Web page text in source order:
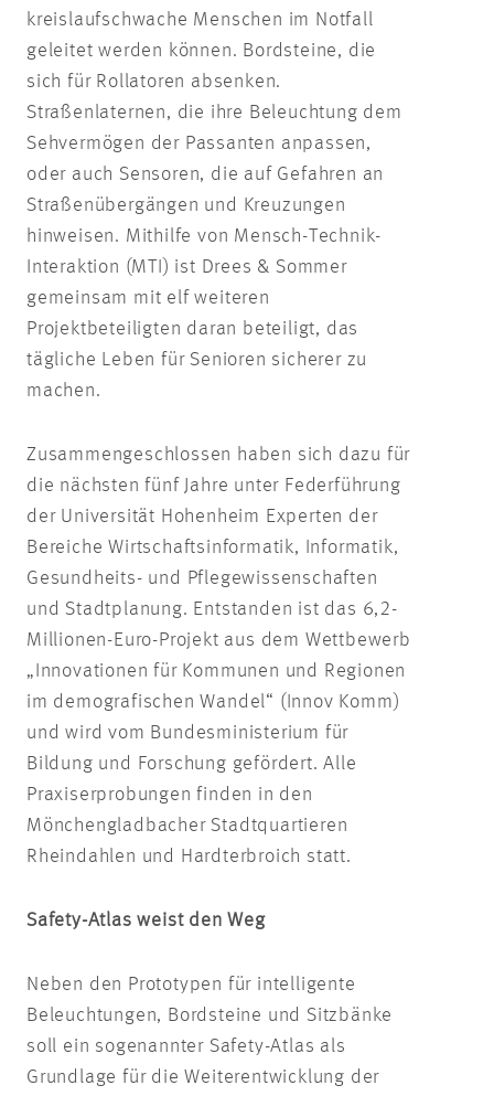
kreislaufschwache Menschen im Notfall
geleitet werden können. Bordsteine, die
sich für Rollatoren absenken.
Straßenlaternen, die ihre Beleuchtung dem
Sehvermögen der Passanten anpassen,
oder auch Sensoren, die auf Gefahren an
Straßenübergängen und Kreuzungen
hinweisen. Mithilfe von Mensch-Technik-
Interaktion (MTI) ist Drees & Sommer
gemeinsam mit elf weiteren
Projektbeteiligten daran beteiligt, das
tägliche Leben für Senioren sicherer zu
machen.
Zusammengeschlossen haben sich dazu für
die nächsten fünf Jahre unter Federführung
der Universität Hohenheim Experten der
Bereiche Wirtschaftsinformatik, Informatik,
Gesundheits- und Pflegewissenschaften
und Stadtplanung. Entstanden ist das 6,2-
Millionen-Euro-Projekt aus dem Wettbewerb
„Innovationen für Kommunen und Regionen
im demografischen Wandel“ (Innov Komm)
und wird vom Bundesministerium für
Bildung und Forschung gefördert. Alle
Praxiserprobungen finden in den
Mönchengladbacher Stadtquartieren
Rheindahlen und Hardterbroich statt.
Safety-Atlas weist den Weg
Neben den Prototypen für intelligente
Beleuchtungen, Bordsteine und Sitzbänke
soll ein sogenannter Safety-Atlas als
Grundlage für die Weiterentwicklung der